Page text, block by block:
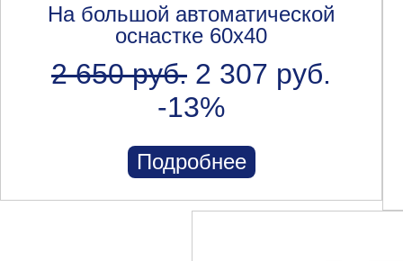
На большой автоматической
оснастке 60x40
2 650 руб. 2 307 руб.
-13%
Подробнее